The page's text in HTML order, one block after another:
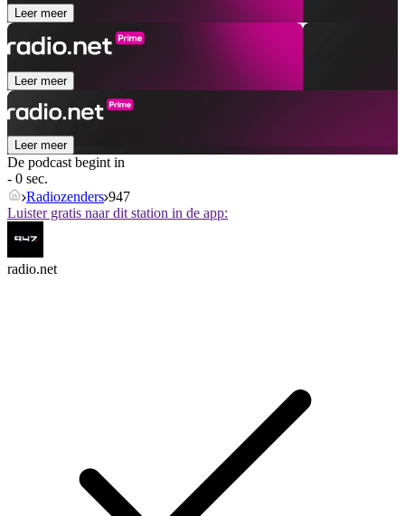
Leer meer
Leer meer
Leer meer
De podcast begint in
- 0 sec.
Radiozenders 947
Luister gratis naar dit station in de app:
radio.net